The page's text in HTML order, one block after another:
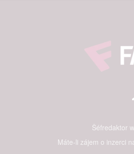
Šéfredaktor
Máte-li zájem o inzerci
Poskytování a zobrazování